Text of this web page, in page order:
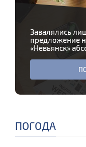
Завалялись
предложение
«Невьянск»
ПОГОДА